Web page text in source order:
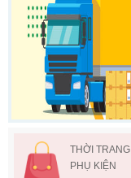
THỜI TRANG
PHỤ KIỆN